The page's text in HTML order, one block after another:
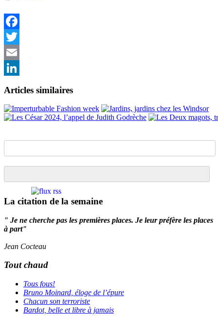
Facebook
Twitter
Email
Articles similaires
La citation de la semaine
" Je ne cherche pas les premières places. Je leur préfère les places
à part"
Jean Cocteau
Tout chaud
Tous fous!
Bruno Moinard, éloge de l’épure
Chacun son terroriste
Bardot, belle et libre à jamais